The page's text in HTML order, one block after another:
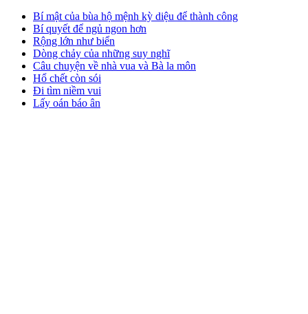
Bí mật của bùa hộ mệnh kỳ diệu để thành công
Bí quyết để ngủ ngon hơn
Rộng lớn như biển
Dòng chảy của những suy nghĩ
Câu chuyện về nhà vua và Bà la môn
Hổ chết còn sói
Đi tìm niềm vui
Lấy oán báo ân